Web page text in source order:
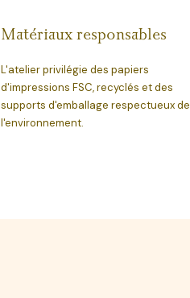
Matériaux responsables
L'atelier privilégie des papiers
d'impressions FSC, recyclés et des
supports d'emballage respectueux de
l'environnement.